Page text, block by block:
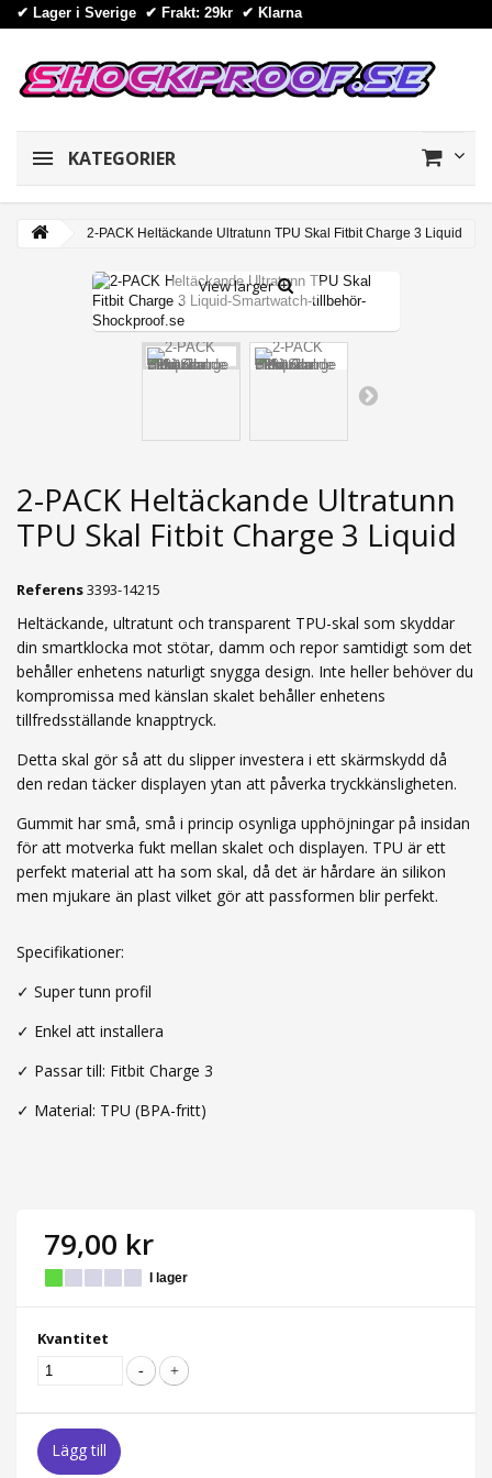
✔ Lager i Sverige ✔ Frakt: 29kr ✔ Klarna
KATEGORIER
2-PACK Heltäckande Ultratunn TPU Skal Fitbit Charge 3 Liquid
View larger
2-PACK Heltäckande Ultratunn
TPU Skal Fitbit Charge 3 Liquid
Referens3393-14215
Heltäckande, ultratunt och transparent TPU-skal som skyddar
din smartklocka mot stötar, damm och repor samtidigt som det
behåller enhetens naturligt snygga design. Inte heller behöver du
kompromissa med känslan skalet behåller enhetens
tillfredsställande knapptryck.
Detta skal gör så att du slipper investera i ett skärmskydd då
den redan täcker displayen ytan att påverka tryckkänsligheten.
Gummit har små, små i princip osynliga upphöjningar på insidan
för att motverka fukt mellan skalet och displayen. TPU är ett
perfekt material att ha som skal, då det är hårdare än silikon
men mjukare än plast vilket gör att passformen blir perfekt.
Specifikationer:
✓ Super tunn profil
✓ Enkel att installera
✓ Passar till: Fitbit Charge 3
✓ Material: TPU (BPA-fritt)
79,00 kr
I lager
Kvantitet
Lägg till